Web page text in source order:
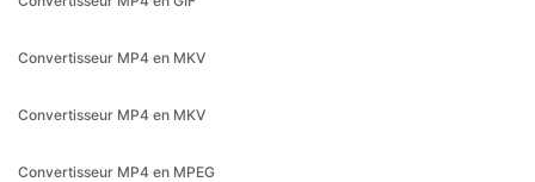
Convertisseur MP4 en MKV
Convertisseur MP4 en MKV
Convertisseur MP4 en MPEG